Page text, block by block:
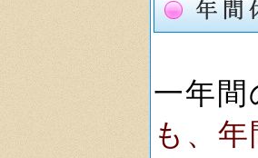
一年
も、